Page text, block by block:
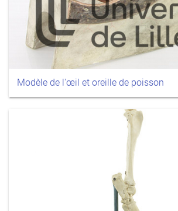
Modèle de l'œil et oreille de poisson